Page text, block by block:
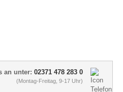
an unter: 02371 478 283 0
(Montag-Freitag, 9-17 Uhr)